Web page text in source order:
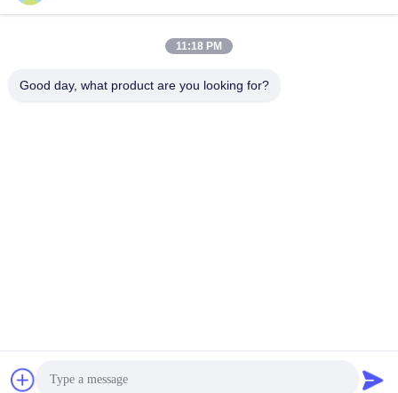
Sales03@chinafibercable.com
11:18 PM
Good day, what product are you looking for?